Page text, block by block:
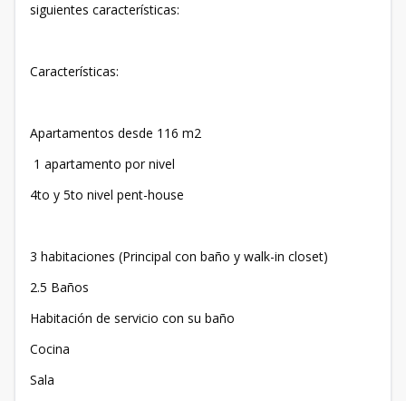
siguientes características:
Características:
Apartamentos desde 116 m2
1 apartamento por nivel
4to y 5to nivel pent-house
3 habitaciones (Principal con baño y walk-in closet)
2.5 Baños
Habitación de servicio con su baño
Cocina
Sala